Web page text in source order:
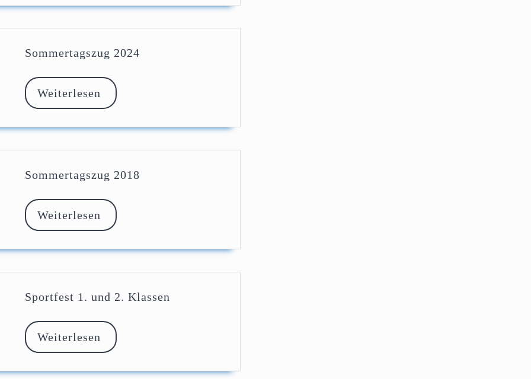
Sommertagszug 2024
Weiterlesen Weiterlesen
Sommertagszug 2018
Weiterlesen Weiterlesen
Sportfest 1. und 2. Klassen
Weiterlesen Weiterlesen